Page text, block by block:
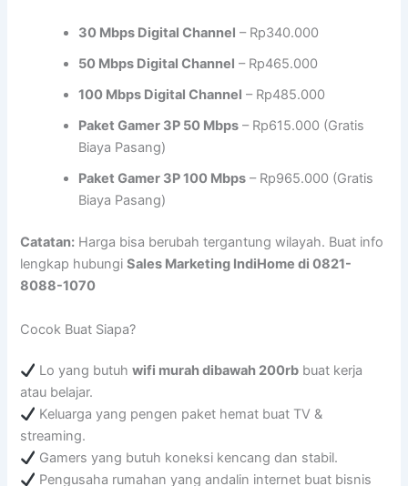
30 Mbps Digital Channel – Rp340.000
50 Mbps Digital Channel – Rp465.000
100 Mbps Digital Channel – Rp485.000
Paket Gamer 3P 50 Mbps – Rp615.000 (Gratis
Biaya Pasang)
Paket Gamer 3P 100 Mbps – Rp965.000 (Gratis
Biaya Pasang)
Catatan: Harga bisa berubah tergantung wilayah. Buat info
lengkap hubungiSales Marketing IndiHome di 0821-
8088-1070
Cocok Buat Siapa?
Lo yang butuhwifi murah dibawah 200rb buat kerja
atau belajar.
Keluarga yang pengen paket hemat buat TV &
streaming.
Gamers yang butuh koneksi kencang dan stabil.
Pengusaha rumahan yang andalin internet buat bisnis